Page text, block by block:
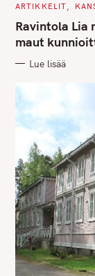
C
T
E
G
O
I
ARTIKKELIT
Ravintola Lia
maut
Lue lisää